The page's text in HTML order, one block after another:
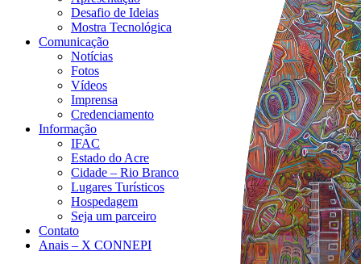
Desafio de Ideias
Mostra Tecnológica
Comunicação
Notícias
Fotos
Vídeos
Imprensa
Credenciamento
Informação
IFAC
Estado do Acre
Cidade – Rio Branco
Lugares Turísticos
Hospedagem
Seja um parceiro
Contato
Anais – X CONNEPI